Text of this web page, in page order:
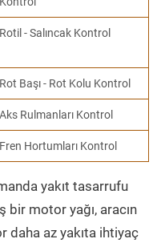
Rotil - Salıncak Kontrol
Rot Başı - Rot Kolu Kontrol
Aks Rulmanları Kontrol
Fren Hortumları Kontrol
yakıt tasarrufu
motor yağı, aracın
daha az yakıta ihtiyaç